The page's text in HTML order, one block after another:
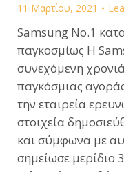
11 Μαρτίου, 2021
Samsung No.1
παγκοσμίως Η
συνεχόμενη
παγκόσμιας
την εταιρεία
στοιχεία
και σύμφωνα με
σημείωσε μερίδιο